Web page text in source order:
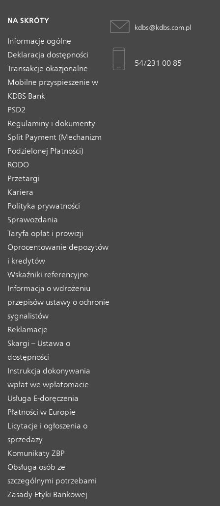
NA SKRÓTY
Informacje ogólne
Deklaracja dostępności
Transakcje okazjonalne
Mobilne przyspieszenie w
KDBS Bank
PSD2
Regulaminy i dokumenty
Split Payment (Mechanizm
Podzielonej Płatności)
RODO
Przetargi
Kariera
Polityka prywatności
Sprawozdania
Taryfa opłat i prowizji
Oprocentowanie depozytów
i kredytów
Wskaźniki referencyjne
Informacja o wdrożeniu
przepisów ustawy o ochronie
sygnalistów
Reklamacje
Skargi – Ustawa o
dostępności
Instrukcja dokonywania
wpłat we wpłatomacie
Usługa E-doręczenia
Płatności w Europie
Licytacje i ogłoszenia o
sprzedaży
Komunikaty ZBP
Obsługa osób ze
szczególnymi potrzebami
Zasady Etyki Bankowej
kdbs@kdbs.com.pl
54/231 00 85